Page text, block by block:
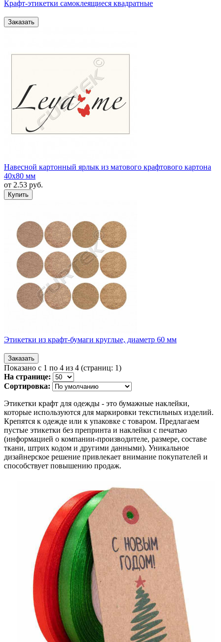
Крафт-этикетки самоклеящиеся квадратные
Навесной картонный ярлык из матового крафтового картона
40х80 мм
от 2.53 руб.
Этикетки из крафт-бумаги круглые, диаметр 60 мм
Показано с 1 по 4 из 4 (страниц: 1)
На странице:
Сортировка:
Этикетки крафт для одежды - это бумажные наклейки,
которые используются для маркировки текстильных изделий.
Крепятся к одежде или к упаковке с товаром. Предлагаем
пустые этикетки без препринта и наклейки с печатью
(информацией о компании-производителе, размере, составе
ткани, штрих кодом и другими данными). Уникальное
дизайнерское решение привлекает внимание покупателей и
способствует повышению продаж.